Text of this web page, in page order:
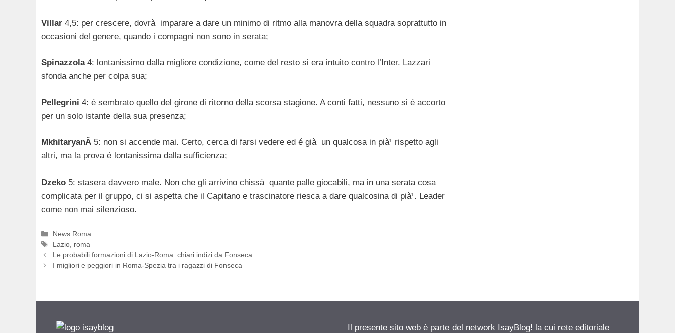
Villar 4,5: per crescere, dovrà imparare a dare un minimo di ritmo alla manovra della squadra soprattutto in
occasioni del genere, quando i compagni non sono in serata;
Spinazzola 4: lontanissimo dalla migliore condizione, come del resto si era intuito contro l’Inter. Lazzari
sfonda anche per colpa sua;
Pellegrini 4: é sembrato quello del girone di ritorno della scorsa stagione. A conti fatti, nessuno si é accorto
per un solo istante della sua presenza;
MkhitaryanÂ 5: non si accende mai. Certo, cerca di farsi vedere ed é già un qualcosa in pià¹ rispetto agli
altri, ma la prova é lontanissima dalla sufficienza;
Dzeko 5: stasera davvero male. Non che gli arrivino chissà quante palle giocabili, ma in una serata cosa
complicata per il gruppo, ci si aspetta che il Capitano e trascinatore riesca a dare qualcosina di pià¹. Leader
come non mai silenzioso.
Categorie
News Roma
Tag
Lazio roma
Le probabili formazioni di Lazio-Roma: chiari indizi da Fonseca
I migliori e peggiori in Roma-Spezia tra i ragazzi di Fonseca
Il presente sito web è parte del network IsayBlog! la cui rete editoriale